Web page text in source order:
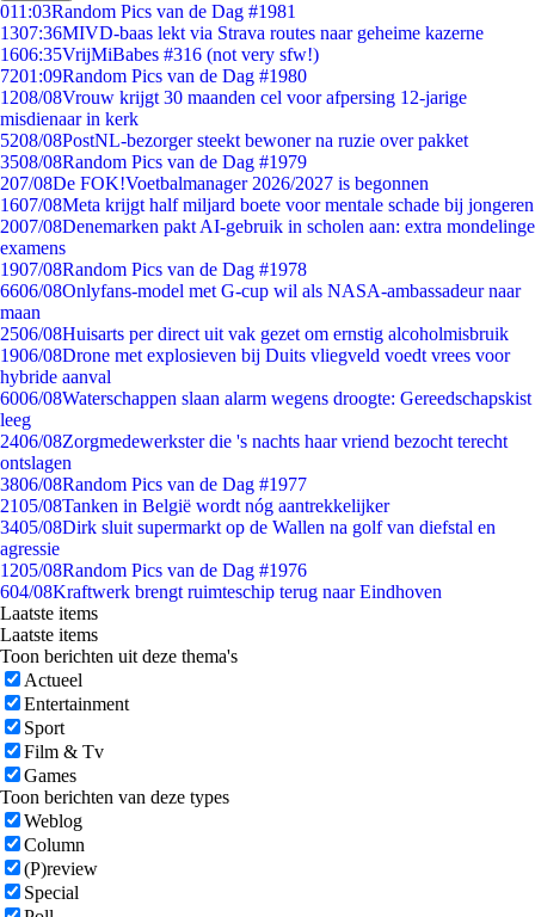
011:03Random Pics van de Dag #1981
1307:36MIVD-baas lekt via Strava routes naar geheime kazerne
1606:35VrijMiBabes #316 (not very sfw!)
7201:09Random Pics van de Dag #1980
1208/08Vrouw krijgt 30 maanden cel voor afpersing 12-jarige
misdienaar in kerk
5208/08PostNL-bezorger steekt bewoner na ruzie over pakket
3508/08Random Pics van de Dag #1979
207/08De FOK!Voetbalmanager 2026/2027 is begonnen
1607/08Meta krijgt half miljard boete voor mentale schade bij jongeren
2007/08Denemarken pakt AI-gebruik in scholen aan: extra mondelinge
examens
1907/08Random Pics van de Dag #1978
6606/08Onlyfans-model met G-cup wil als NASA-ambassadeur naar
maan
2506/08Huisarts per direct uit vak gezet om ernstig alcoholmisbruik
1906/08Drone met explosieven bij Duits vliegveld voedt vrees voor
hybride aanval
6006/08Waterschappen slaan alarm wegens droogte: Gereedschapskist
leeg
2406/08Zorgmedewerkster die 's nachts haar vriend bezocht terecht
ontslagen
3806/08Random Pics van de Dag #1977
2105/08Tanken in België wordt nóg aantrekkelijker
3405/08Dirk sluit supermarkt op de Wallen na golf van diefstal en
agressie
1205/08Random Pics van de Dag #1976
604/08Kraftwerk brengt ruimteschip terug naar Eindhoven
Laatste items
Laatste items
Toon berichten uit deze thema's
Actueel
Entertainment
Sport
Film & Tv
Games
Toon berichten van deze types
Weblog
Column
(P)review
Special